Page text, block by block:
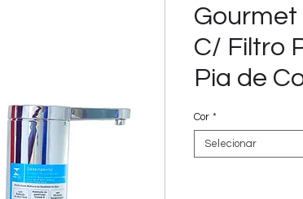
Gourmet
C/ Filtro
Pia de
Cor *
Selecionar